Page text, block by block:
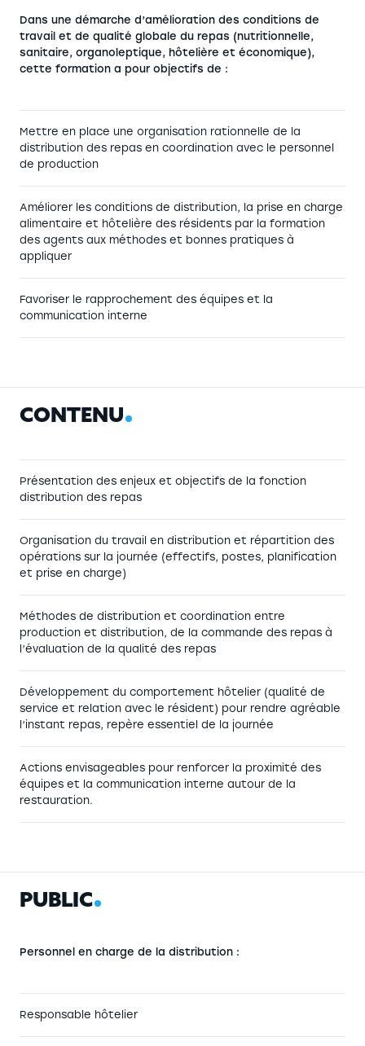
Dans une démarche d’amélioration des conditions de
travail et de qualité globale du repas (nutritionnelle,
sanitaire, organoleptique, hôtelière et économique),
cette formation a pour objectifs de :
Mettre en place une organisation rationnelle de la
distribution des repas en coordination avec le personnel
de production
Améliorer les conditions de distribution, la prise en charge
alimentaire et hôtelière des résidents par la formation
des agents aux méthodes et bonnes pratiques à
appliquer
Favoriser le rapprochement des équipes et la
communication interne
CONTENU
Présentation des enjeux et objectifs de la fonction
distribution des repas
Organisation du travail en distribution et répartition des
opérations sur la journée (effectifs, postes, planification
et prise en charge)
Méthodes de distribution et coordination entre
production et distribution, de la commande des repas à
l’évaluation de la qualité des repas
Développement du comportement hôtelier (qualité de
service et relation avec le résident) pour rendre agréable
l’instant repas, repère essentiel de la journée
Actions envisageables pour renforcer la proximité des
équipes et la communication interne autour de la
restauration.
PUBLIC
Personnel en charge de la distribution :
Responsable hôtelier